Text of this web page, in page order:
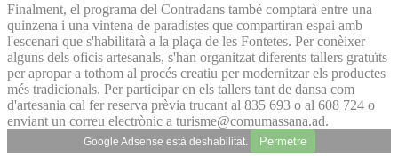
Finalment, el programa del Contradans també comptarà entre una
quinzena i una vintena de paradistes que compartiran espai amb
l'escenari que s'habilitarà a la plaça de les Fontetes. Per conèixer
alguns dels oficis artesanals, s'han organitzat diferents tallers gratuïts
per apropar a tothom al procés creatiu per modernitzar els productes
més tradicionals. Per participar en els tallers tant de dansa com
d'artesania cal fer reserva prèvia trucant al 835 693 o al 608 724 o
enviant un correu electrònic a turisme@comumassana.ad.
Google Adsense està deshabilitat. Permetre